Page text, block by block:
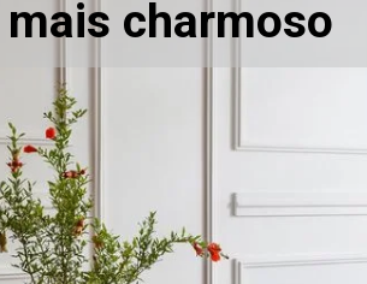
mais charmoso